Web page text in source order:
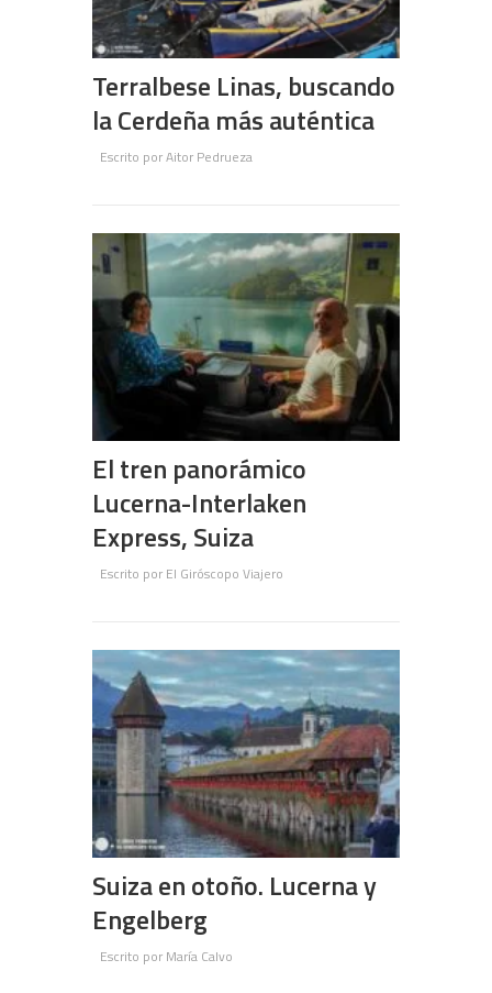
Terralbese Linas, buscando
la Cerdeña más auténtica
Escrito porAitor Pedrueza
El tren panorámico
Lucerna-Interlaken
Express, Suiza
Escrito por El Giróscopo Viajero
Suiza en otoño. Lucerna y
Engelberg
Escrito por María Calvo